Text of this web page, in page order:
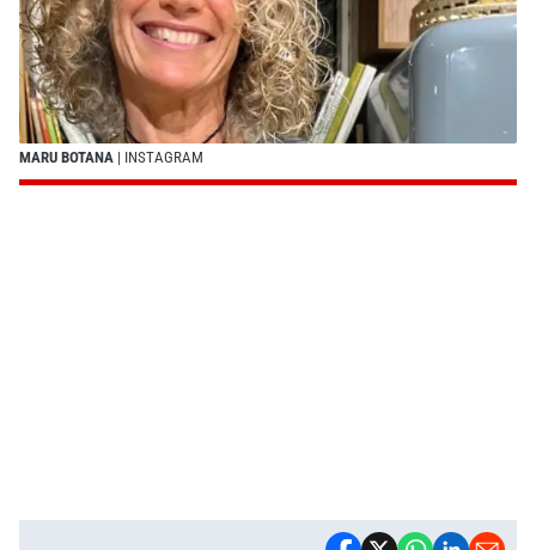
MARU BOTANA | INSTAGRAM